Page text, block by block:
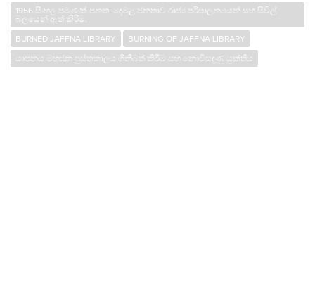
1956 සිංහල පමණක් පනත: දෙමළ ජනතාව රාජ්‍ය පරිපාලනයෙන් සහ සිවිල්
බලයෙන් ඈත් කිරීම.
BURNED JAFFNA LIBRARY
BURNING OF JAFFNA LIBRARY
යාපනය මහජන පුස්තකාලය ගිනිබත් කිරීම සහ නොවිසඳුණු යුක්තිය